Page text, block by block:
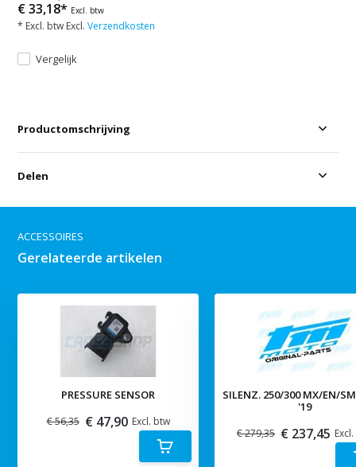
€ 33,18* Excl. btw
* Excl. btw Excl.Verzendkosten
Vergelijk
Productomschrijving
Delen
ACCESSOIRES
Gerelateerde artikelen
PRESSURE SENSOR
€ 56,35 € 47,90 Excl. btw
SILENZ. 250/300 MX/EN/
'19
€ 279,35 € 237,45